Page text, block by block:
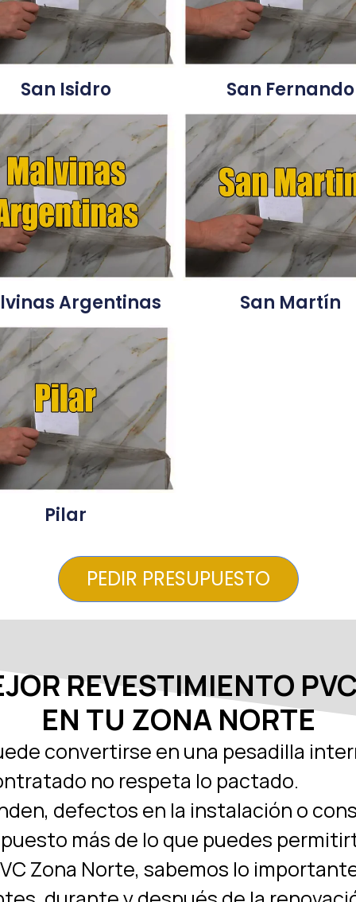
San Isidro San Fernando
Argentinas San Martín
Pilar
PEDIR PRESUPUESTO
REVESTIMIENTO
EN TU ZONA NORTE
convertirse en una pesadilla
no respeta lo pactado.
defectos en la instalación o
más de lo que puedes
Zona Norte, sabemos lo